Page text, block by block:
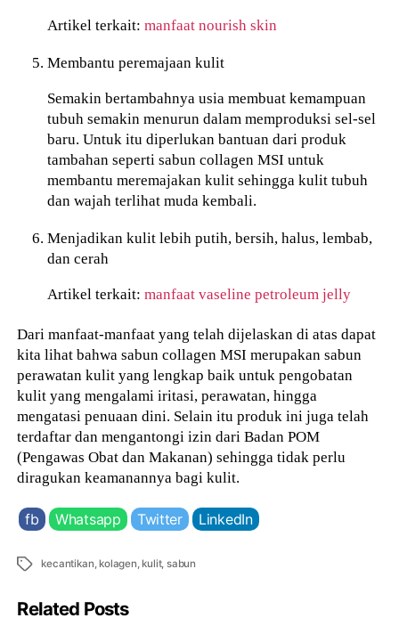
Artikel terkait:manfaat nourish skin
Membantu peremajaan kulit
Semakin bertambahnya usia membuat kemampuan
tubuh semakin menurun dalam memproduksi sel-sel
baru. Untuk itu diperlukan bantuan dari produk
tambahan seperti sabun collagen MSI untuk
membantu meremajakan kulit sehingga kulit tubuh
dan wajah terlihat muda kembali.
Menjadikan kulit lebih putih, bersih, halus, lembab,
dan cerah
Artikel terkait:manfaat vaseline petroleum jelly
Dari manfaat-manfaat yang telah dijelaskan di atas dapat
kita lihat bahwa sabun collagen MSI merupakan sabun
perawatan kulit yang lengkap baik untuk pengobatan
kulit yang mengalami iritasi, perawatan, hingga
mengatasi penuaan dini. Selain itu produk ini juga telah
terdaftar dan mengantongi izin dari Badan POM
(Pengawas Obat dan Makanan) sehingga tidak perlu
diragukan keamanannya bagi kulit.
fb Whatsapp Twitter LinkedIn
Tags kecantikan,kolagen,kulit, sabun
Related Posts